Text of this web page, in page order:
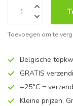
Toevoegen om te
Belgische
GRATIS
+25°C =
Kleine prijzen,